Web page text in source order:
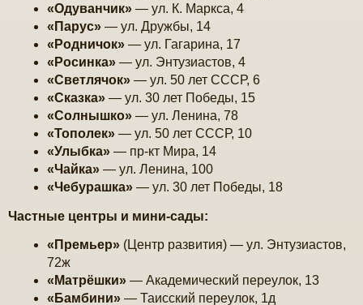
«Одуванчик» — ул. К. Маркса, 4
«Парус» — ул. Дружбы, 14
«Родничок» — ул. Гагарина, 17
«Росинка» — ул. Энтузиастов, 4
«Светлячок» — ул. 50 лет СССР, 6
«Сказка» — ул. 30 лет Победы, 15
«Солнышко» — ул. Ленина, 78
«Тополек» — ул. 50 лет СССР, 10
«Улыбка» — пр-кт Мира, 14
«Чайка» — ул. Ленина, 100
«Чебурашка» — ул. 30 лет Победы, 18
Частные центры и мини-сады:
«Премьер» (Центр развития) — ул. Энтузиастов,
72ж
«Матрёшки» — Академический переулок, 13
«Бамбини» — Таисский переулок, 1д